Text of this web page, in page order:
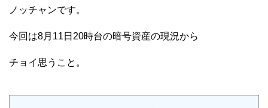
ノッチャンです。
今回は8月11日20時台の暗号資産の現況から
チョイ思うこと。